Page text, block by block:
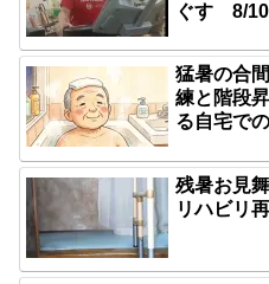
ぐす 8/
猛暑の合
練と階段
る自宅で
残暑お見
リハビリ